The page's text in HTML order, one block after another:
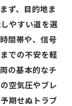
ず、目的地ま
やすい道を選
間帯や、信号
での不安を軽
の基本的なチ
空気圧やブレ
期せぬトラブ